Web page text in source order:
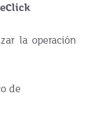
la operación
de